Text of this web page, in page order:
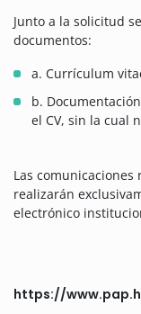
Junto a la solicitud
documentos:
a. Currículum
b.
el CV, sin la cual
Las comunicaciones
realizarán
electrónico